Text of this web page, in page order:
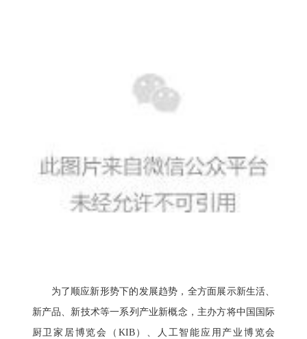
为了顺应新形势下的发展趋势，全方面展示新生活、
新产品、新技术等一系列产业新概念，主办方将中国国际
厨卫家居博览会（KIB）、人工智能应用产业博览会